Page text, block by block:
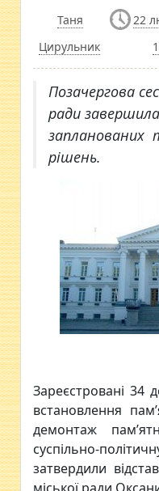
Таня
Цирульник
22
Позачергова
ради
запланованих
рішень.
Зареєстровані 34
встановлення
демонтаж
суспільно-
затвердили